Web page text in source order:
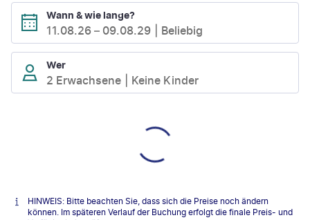
Wann & wie lange?
11.08.26 – 09.08.29 Beliebig
Wer
2 Erwachsene Keine Kinder
HINWEIS: Bitte beachten Sie, dass sich die Preise noch ändern
können. Im späteren Verlauf der Buchung erfolgt die finale Preis- und